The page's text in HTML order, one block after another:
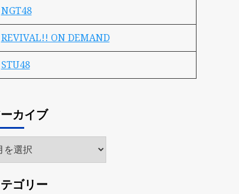
NGT48
REVIVAL!! ON DEMAND
STU48
カイブ
ゴリー